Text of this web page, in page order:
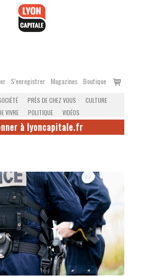
S’enregistrer Magazines Boutique
Voir
PRÈS DE CHEZ VOUS
CULTURE
VIVRE
POLITIQUE VIDÉOS
à lyoncapitale.fr